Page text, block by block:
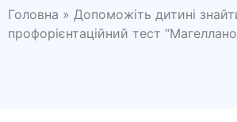
Головна » Допоможіть дитині
профорієнтаційний тест